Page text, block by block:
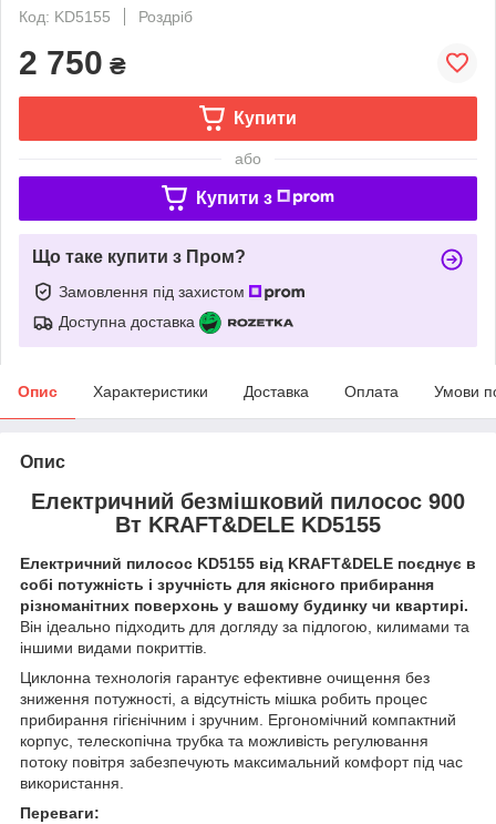
Код: KD5155
Роздріб
2 750 ₴
Купити
або
Купити з
Що таке купити з Пром?
Замовлення під захистом
Доступна доставка
Опис Характеристики Доставка Оплата Умови
Опис
Електричний безмішковий пилосос 900
Вт KRAFT&DELE KD5155
Електричний пилосос KD5155 від KRAFT&DELE поєднує в
собі потужність і зручність для якісного прибирання
різноманітних поверхонь у вашому будинку чи квартирі.
Він ідеально підходить для догляду за підлогою, килимами та
іншими видами покриттів.
Циклонна технологія гарантує ефективне очищення без
зниження потужності, а відсутність мішка робить процес
прибирання гігієнічним і зручним. Ергономічний компактний
корпус, телескопічна трубка та можливість регулювання
потоку повітря забезпечують максимальний комфорт під час
використання.
Переваги: